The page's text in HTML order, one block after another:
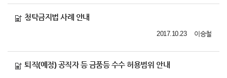
청탁금지법 사례 안내
이승철
2017.10.23
퇴직(예정) 공직자 등 금품등 수수 허용범위 안내